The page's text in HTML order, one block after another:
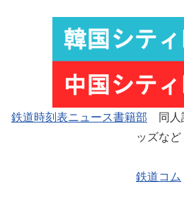
鉄道時刻表ニュース書籍部 同人
ッズなど
鉄道コム